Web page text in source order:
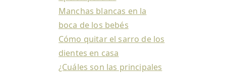
Manchas blancas en la
boca de los bebés
Cómo quitar el sarro de los
dientes en casa
¿Cuáles son las principales